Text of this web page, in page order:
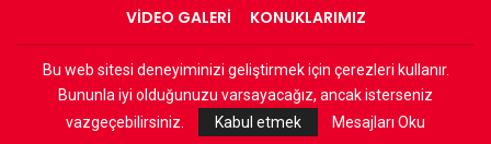
VIDEO GALERI
KONUKLARIMIZ
© 2022 - RadyOrinal - Tüm Hakları Saklıdır
Web Tasarım:Adnan
Bu web sitesi deneyiminizi geliştirmek için çerezleri kullanır.
Bununla iyi olduğunuzu varsayacağız, ancak isterseniz
vazgeçebilirsiniz.
Kabul etmek Mesajları Oku